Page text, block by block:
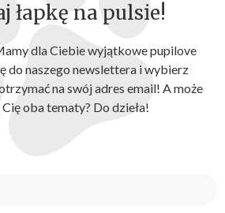
łapkę na pulsie!
dla Ciebie wyjątkowe pupilove
do naszego newslettera i wybierz
na swój adres email! A może
oba tematy? Do dzieła!